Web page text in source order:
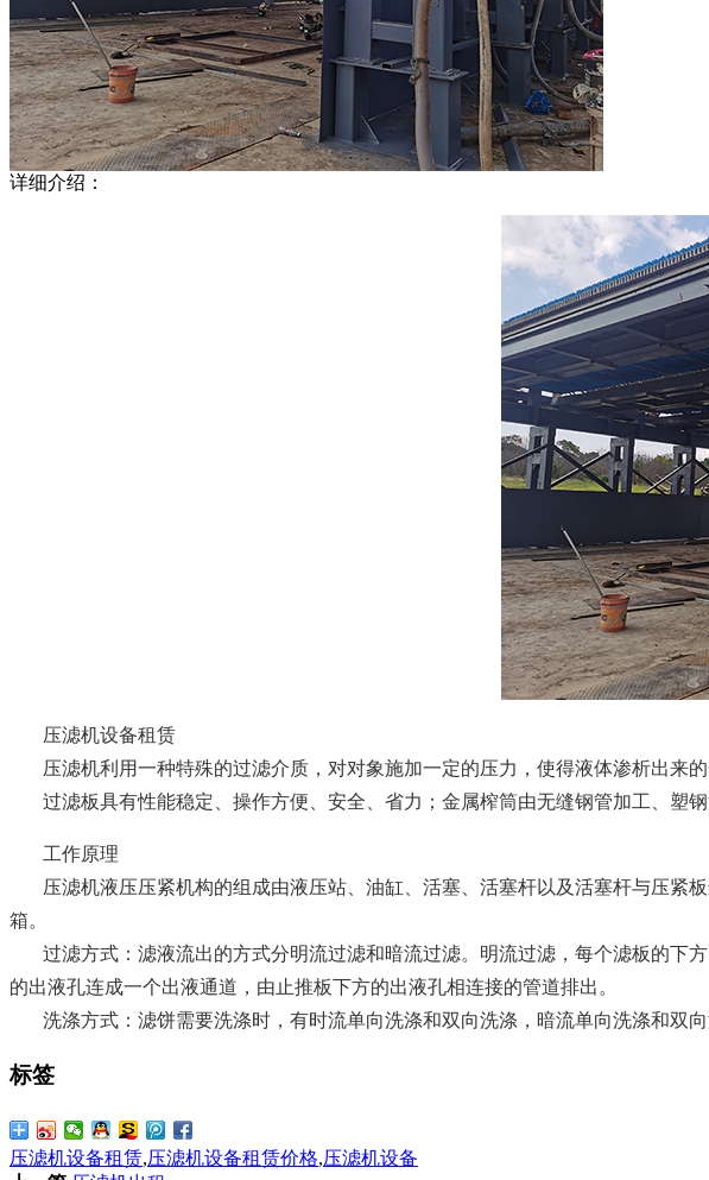
详细介绍：
压滤机设备租赁
压滤机利用一种特殊的过滤介质，对对象施加一定的压力，使得液体渗析出来
过滤板具有性能稳定、操作方便、安全、省力；金属榨筒由无缝钢管加工、塑
工作原理
压滤机液压压紧机构的组成由液压站、油缸、活塞、活塞杆以及活塞杆与压紧
箱。
过滤方式：滤液流出的方式分明流过滤和暗流过滤。明流过滤，每个滤板的下
的出液孔连成一个出液通道，由止推板下方的出液孔相连接的管道排出。
洗涤方式：滤饼需要洗涤时，有时流单向洗涤和双向洗涤，暗流单向洗涤和双向
标签
压滤机设备租赁,压滤机设备租赁价格,压滤机设备